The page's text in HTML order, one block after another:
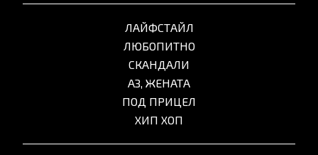
ЛАЙФСТАЙЛ
ЛЮБОПИТНО
СКАНДАЛИ
АЗ, ЖЕНАТА
ПОД ПРИЦЕЛ
ХИП ХОП